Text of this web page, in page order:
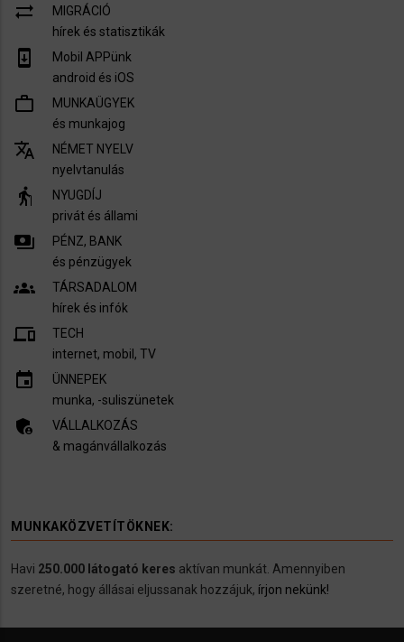
sync_alt
MIGRÁCIÓ
hírek és statisztikák
system_update
Mobil APPünk
android és iOS
work_outline
MUNKAÜGYEK
és munkajog
translate
NÉMET NYELV
nyelvtanulás
elderly
NYUGDÍJ
privát és állami
payments
PÉNZ, BANK
és pénzügyek
groups
TÁRSADALOM
hírek és infók
devices
TECH
internet, mobil, TV​
insert_invitation
ÜNNEPEK
munka, -suliszünetek
admin_panel_settings
VÁLLALKOZÁS
& magánvállalkozás
MUNKAKÖZVETÍTÖKNEK:
Havi 250.000 látogató keres aktívan munkát. Amennyiben
szeretné, hogy állásai eljussanak hozzájuk, írjon nekünk!